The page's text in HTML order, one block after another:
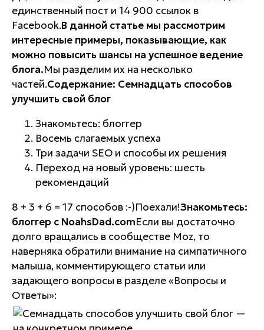
единственный пост и 14 900 ссылок в
Facebook.В данной статье мы рассмотрим
интересные примеры, показывающие, как
можно повысить шансы на успешное ведение
блога.Мы разделим их на несколько
частей.Содержание: Семнадцать способов
улучшить свой блог
Знакомьтесь: блоггер
Восемь слагаемых успеха
Три задачи SEO и способы их решения
Переход на новый уровень: шесть
рекомендаций
8 + 3 + 6 = 17 способов :-)Поехали!Знакомьтесь:
блоггер с NoahsDad.comЕсли вы достаточно
долго вращались в сообществе Moz, то
наверняка обратили внимание на симпатичного
малыша, комментирующего статьи или
задающего вопросы в разделе «Вопросы и
Ответы»: